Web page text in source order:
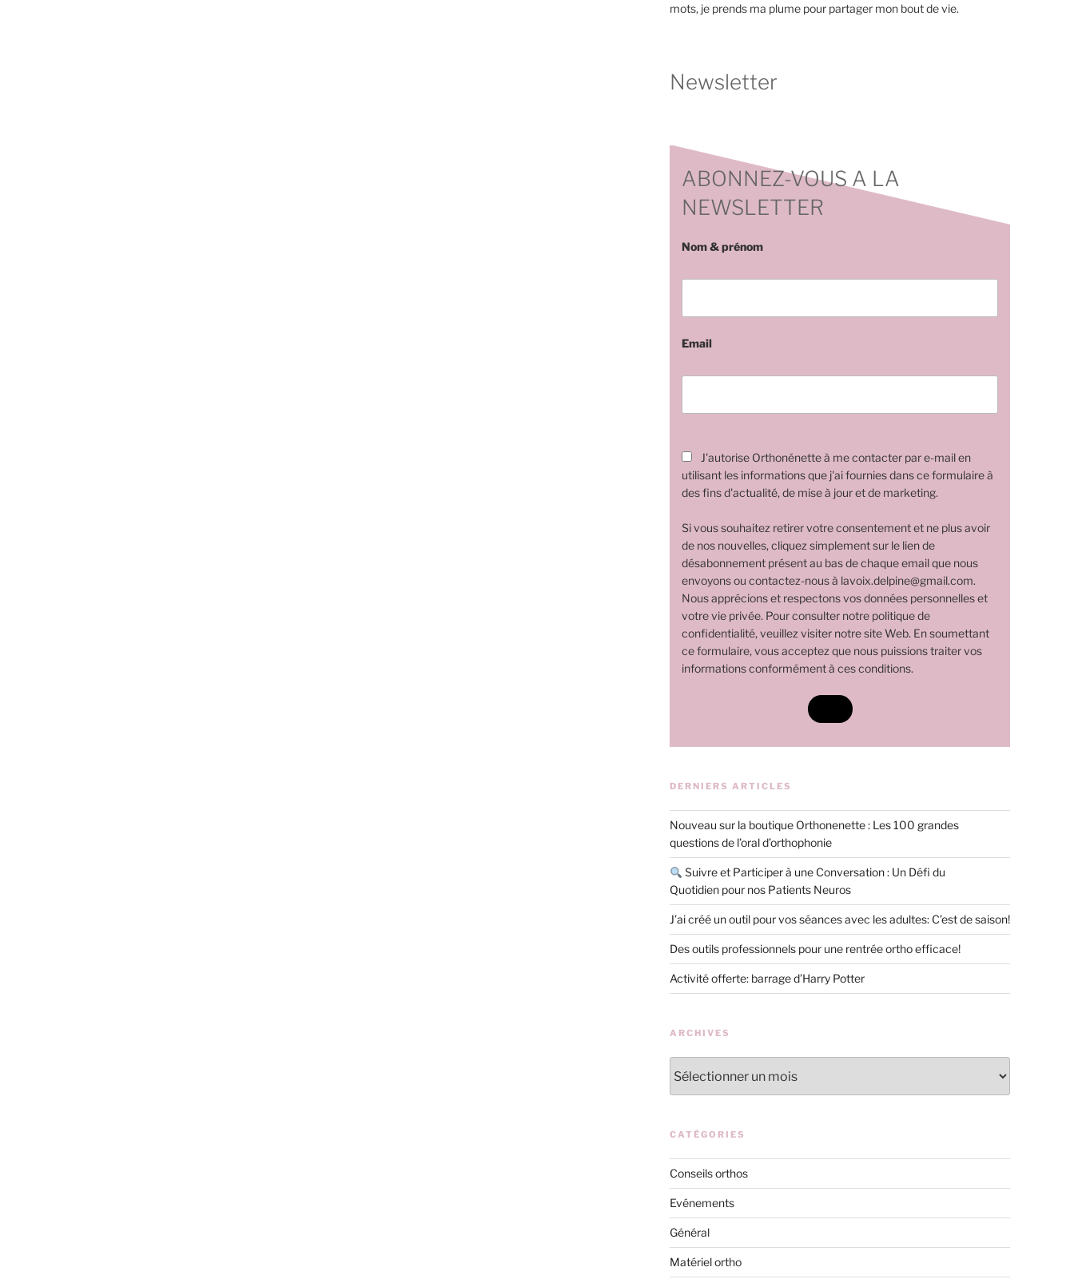
mots, je prends ma plume pour partager mon bout de vie.
Newsletter
ABONNEZ-VOUS A LA
NEWSLETTER
Nom & prénom
Email
J'autorise Orthonénette à me contacter par e-mail en
utilisant les informations que j'ai fournies dans ce formulaire à
des fins d'actualité, de mise à jour et de marketing.
Si vous souhaitez retirer votre consentement et ne plus avoir
de nos nouvelles, cliquez simplement sur le lien de
désabonnement présent au bas de chaque email que nous
envoyons ou contactez-nous à lavoix.delpine@gmail.com.
Nous apprécions et respectons vos données personnelles et
votre vie privée. Pour consulter notre politique de
confidentialité, veuillez visiter notre site Web. En soumettant
ce formulaire, vous acceptez que nous puissions traiter vos
informations conformément à ces conditions.
DERNIERS ARTICLES
Nouveau sur la boutique Orthonenette : Les 100 grandes
questions de l’oral d’orthophonie
Suivre et Participer à une Conversation : Un Défi du
Quotidien pour nos Patients Neuros
J’ai créé un outil pour vos séances avec les adultes: C’est de saison!
Des outils professionnels pour une rentrée ortho efficace!
Activité offerte: barrage d’Harry Potter
ARCHIVES
CATÉGORIES
Conseils orthos
Evénements
Général
Matériel ortho